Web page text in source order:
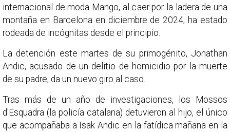
internacional de moda Mango, al caer por la ladera de una
montaña en Barcelona en diciembre de 2024, ha estado
rodeada de incógnitas desde el principio.
La detención este martes de su primogénito, Jonathan
Andic, acusado de un delitio de homicidio por la muerte
de su padre, da un nuevo giro al caso.
Tras más de un año de investigaciones, los Mossos
d'Esquadra (la policía catalana) detuvieron al hijo, el único
que acompañaba a Isak Andic en la fatídica mañana en la